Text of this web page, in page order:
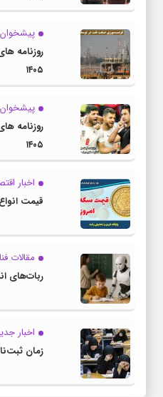
پیشخوان
۱۴۰۵
پیشخوان
۱۴۰۵
اخبار
قیمت انواع
مقالات
ربات‌های
اخبار
زمان